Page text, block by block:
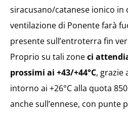
siracusano/catanese ionico in
ventilazione di Ponente farà
presente sull’entroterra fin
Proprio su tali zoneci
prossimi ai +43/+44°C, grazie
intorno ai +26°C alla quota
anche sull’ennese, con punte